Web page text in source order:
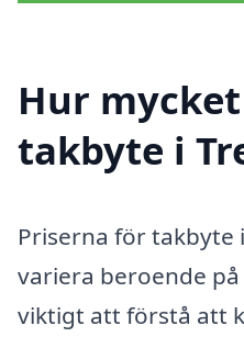
Hur
takbyte i
Priserna för takbyte
variera beroende
viktigt att förstå att